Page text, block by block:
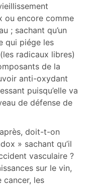
ou encore comme
; sachant qu’un
qui piége les
radicaux libres)
de la
anti-oxydant
puisqu’elle va
de défense de
doit-t-on
» sachant qu’il
vasculaire ?
sur le vin,
cancer, les